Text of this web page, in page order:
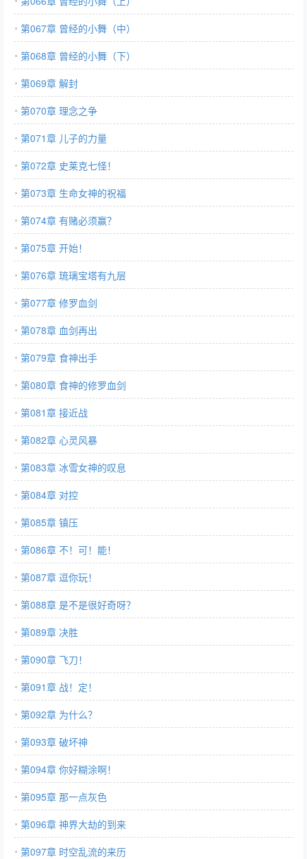
第067章 曾经的小舞（中）
第068章 曾经的小舞（下）
第069章 解封
第070章 理念之争
第071章 儿子的力量
第072章 史莱克七怪！
第073章 生命女神的祝福
第074章 有赌必须赢？
第075章 开始！
第076章 琉璃宝塔有九层
第077章 修罗血剑
第078章 血剑再出
第079章 食神出手
第080章 食神的修罗血剑
第081章 接近战
第082章 心灵风暴
第083章 冰雪女神的叹息
第084章 对控
第085章 镇压
第086章 不！可！能！
第087章 逗你玩！
第088章 是不是很好奇呀？
第089章 决胜
第090章 飞刀！
第091章 战！定！
第092章 为什么？
第093章 破坏神
第094章 你好糊涂啊！
第095章 那一点灰色
第096章 神界大劫的到来
第097章 时空乱流的来历